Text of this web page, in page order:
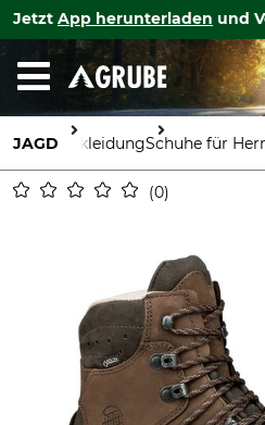
Jetzt App herunterladen und
JAGD BekleidungSchuhe für
0